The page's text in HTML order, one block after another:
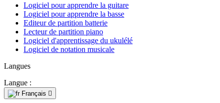
Logiciel pour apprendre la guitare
Logiciel pour apprendre la basse
Editeur de partition batterie
Lecteur de partition piano
Logiciel d'apprentissage du ukulélé
Logiciel de notation musicale
Langues
Langue :
Français 